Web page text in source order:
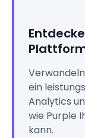
ein
Analytics
wie Purple
kann.